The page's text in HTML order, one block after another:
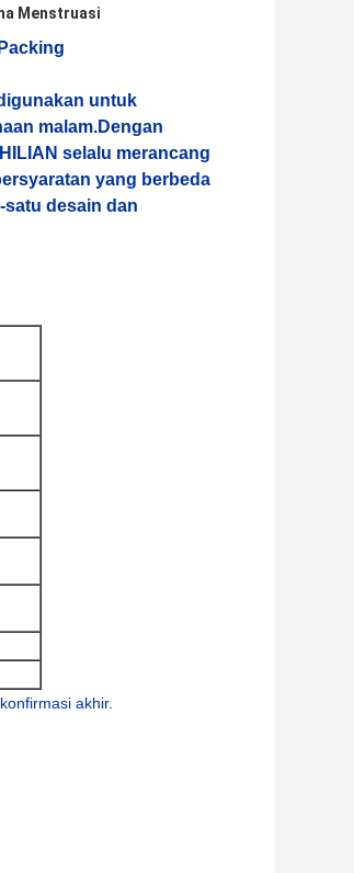
Menstruasi
untuk
malam.Dengan
selalu merancang
yang berbeda
desain dan
akhir.